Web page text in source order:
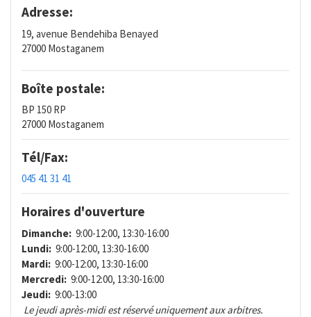
Adresse:
19, avenue Bendehiba Benayed
27000 Mostaganem
Boîte postale:
BP 150 RP
27000 Mostaganem
Tél/Fax:
045 41 31 41
Horaires d'ouverture
Dimanche: 9:00-12:00, 13:30-16:00
Lundi: 9:00-12:00, 13:30-16:00
Mardi: 9:00-12:00, 13:30-16:00
Mercredi: 9:00-12:00, 13:30-16:00
Jeudi: 9:00-13:00
Le jeudi après-midi est réservé uniquement aux arbitres.